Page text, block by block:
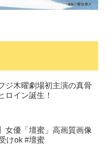
ジ木曜劇場初主演の真骨
ロイン誕生！
女優「壇蜜」高画質画像
けok #壇蜜